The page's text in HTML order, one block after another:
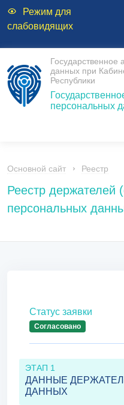
Режим для
слабовидящих
Государственное
данных при
Республики
персональных
Основной сайт Реестр
Реестр держателей
персональных
Статус заявки
Согласовано
ЭТАП 1
ДАННЫЕ
ДАННЫХ